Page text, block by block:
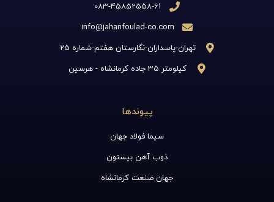
083-45852558-61
info@jahanfoulad-co.com
تهران-پاسداران-نگارستان هفتم-شماره 25
کیلومتر 35 جاده کرمانشاه - هرسین
پیوندها
سیما فولاد جهان
ذوب آهن بیستون
جهان صنعت کرمانشاه